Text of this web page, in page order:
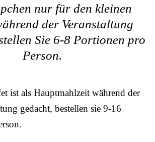
nur für den kleinen
der Veranstaltung
Sie 6-8 Portionen pro
Person.
ist als Hauptmahlzeit während der
gedacht, bestellen sie 9-16